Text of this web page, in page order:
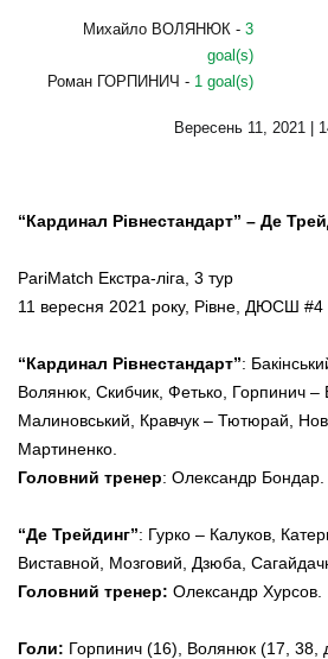
Михайло ВОЛЯНЮК - 3
goal(s)
Роман ГОРПИНИЧ - 1 goal(s)
Вересень 11, 2021 |
“Кардинал Рівнестандарт” – Де
PariMatch Екстра-ліга, 3 тур
11 вересня 2021 року, Рівне, ДЮСШ #4
“Кардинал Рівнестандарт”:
Волянюк, Скибчик, Фетько, Горпинич –
Малиновський, Кравчук – Тютюрай,
Мартиненко.
Головний тренер: Олександр Бондар.
“Де Трейдинг”: Гурко – Калуков,
Виставной, Мозговий, Дзюба,
Головний тренер: Олександр Хурсов.
Голи: Горпинич (16), Волянюк (17, 38,